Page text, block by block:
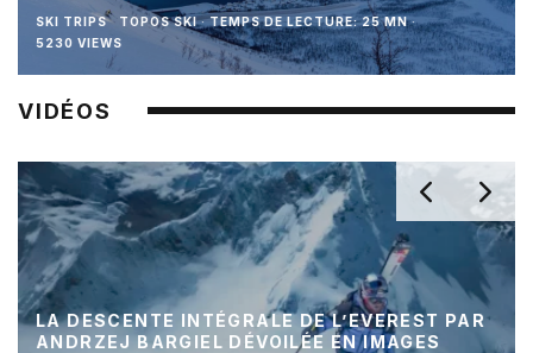
SKI TRIPS TOPOS SKI · TEMPS DE LECTURE: 25 MN ·
5230 VIEWS
VIDÉOS
LA DESCENTE INTÉGRALE DE L’EVEREST PAR
ANDRZEJ BARGIEL DÉVOILÉE EN IMAGES